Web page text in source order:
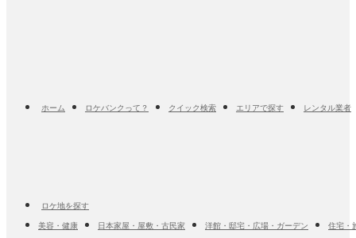
ホーム ロケバンクって？ クイック検索 エリアで探す レンタル業者
ロケ地を探す
美容・健康
日本家屋・屋敷・古民家 洋館・邸宅・広場・ガーデン
住宅・